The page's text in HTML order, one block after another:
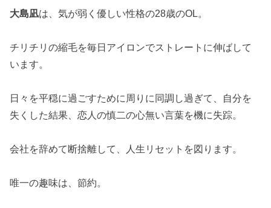
大島凪は、気が弱く優しい性格の28歳のOL。
チリチリの縮毛を毎日アイロンでストレートに伸ばして
います。
日々を平穏に過ごすために周りに同調し過ぎて、自分を
失くした結果、恋人の慎二の心無い言葉を機に失踪。
会社を辞めて断捨離して、人生リセットを図ります。
唯一の趣味は、節約。